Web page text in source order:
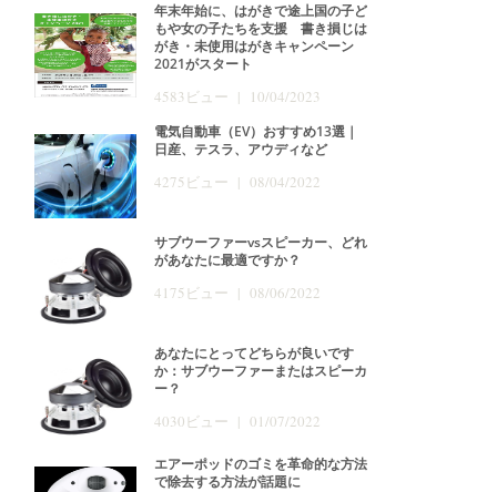
年末年始に、はがきで途上国の子ど
もや女の子たちを支援 書き損じは
がき・未使用はがきキャンペーン
2021がスタート
4583ビュー | 10/04/2023
電気自動車（EV）おすすめ13選｜
日産、テスラ、アウディなど
4275ビュー | 08/04/2022
サブウーファーvsスピーカー、どれ
があなたに最適ですか？
4175ビュー | 08/06/2022
あなたにとってどちらが良いです
か：サブウーファーまたはスピーカ
ー？
4030ビュー | 01/07/2022
エアーポッドのゴミを革命的な方法
で除去する方法が話題に